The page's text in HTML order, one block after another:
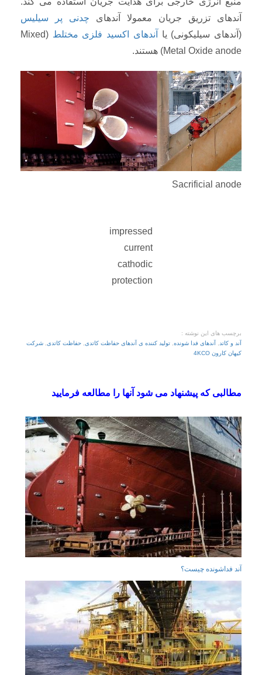
آندهای تزریق جریان معمولا آندهای چدنی پر سیلیس
(آندهای سیلیکونی) یا
آندهای اکسید فلزی مختلط
(Mixed
Metal Oxide anode) هستند.
Sacrificial anode
impressed
current
cathodic
protection
برچسب های این نوشته :
آند و کاتد
آندهای فدا شونده تولید کننده ی آندهای حفاظت کاتدی حفاظت کاتدی شرکت
کیهان کارون 4KCO
مطالبی که پیشنهاد می شود آنها را مطالعه فرمایید
آند فداشونده چیست؟